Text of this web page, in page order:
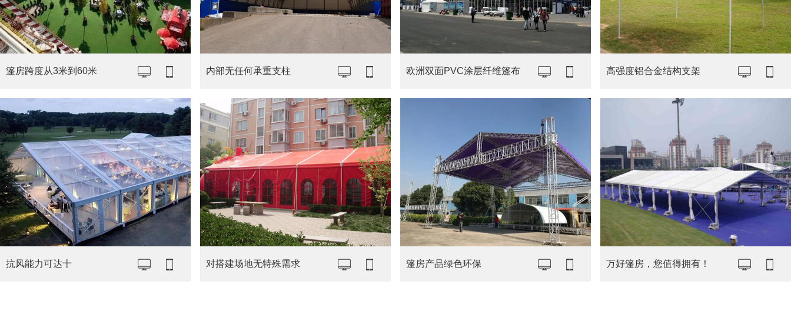
篷房跨度从3米到60米 内部无任何承重支柱 欧洲双面PVC涂层纤维篷布 高强度铝合金结构支架
抗风能力可达十 对搭建场地无特殊需求 篷房产品绿色环保 万好篷房，您值得拥有！